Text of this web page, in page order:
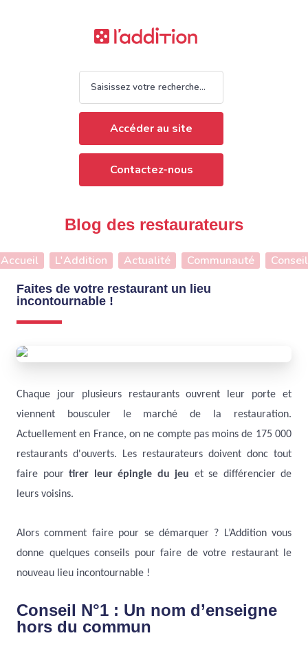
Accéder au site
Contactez-nous
Blog des restaurateurs
Accueil L'Addition Actualité Communauté Conseil
Faites de votre restaurant un lieu
incontournable !
Chaque jour plusieurs restaurants ouvrent leur porte et
viennent bousculer le marché de la restauration.
Actuellement en France, on ne compte pas moins de 175 000
restaurants d'ouverts. Les restaurateurs doivent donc tout
faire pour tirer leur épingle du jeu et se différencier de
leurs voisins.
Alors comment faire pour se démarquer ? L’Addition vous
donne quelques conseils pour faire de votre restaurant le
nouveau lieu incontournable !
Conseil N°1 : Un nom d’enseigne
hors du commun